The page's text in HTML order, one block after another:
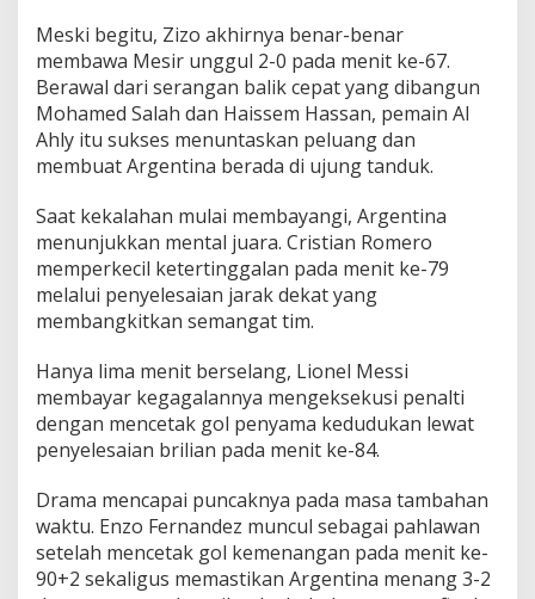
M
e
s
i
r
3
-
d
a
n
L
o
l
k
e
P
e
m
p
a
t
Meski begitu, Zizo akhirnya benar-benar
membawa Mesir unggul 2-0 pada menit ke-67.
Berawal dari serangan balik cepat yang dibangun
Mohamed Salah dan Haissem Hassan, pemain Al
Ahly itu sukses menuntaskan peluang dan
membuat Argentina berada di ujung tanduk.
Saat kekalahan mulai membayangi, Argentina
menunjukkan mental juara. Cristian Romero
memperkecil ketertinggalan pada menit ke-79
melalui penyelesaian jarak dekat yang
membangkitkan semangat tim.
Hanya lima menit berselang, Lionel Messi
membayar kegagalannya mengeksekusi penalti
dengan mencetak gol penyama kedudukan lewat
penyelesaian brilian pada menit ke-84.
Drama mencapai puncaknya pada masa tambahan
waktu. Enzo Fernandez muncul sebagai pahlawan
setelah mencetak gol kemenangan pada menit ke-
90+2 sekaligus memastikan Argentina menang 3-2